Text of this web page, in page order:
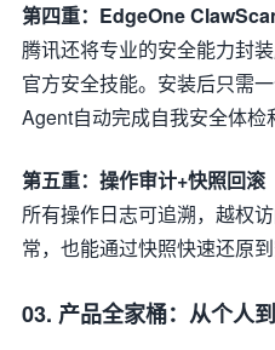
第四重：EdgeOne
腾讯还将专业的安全能力封
官方安全技能。安装后只需
Agent自动完成自我安全体检
第五重：操作审计+快照回滚
所有操作日志可追溯，越权
常，也能通过快照快速还原到
03. 产品全家桶：从个人